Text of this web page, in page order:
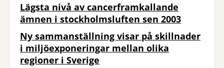
Lägsta nivå av cancerframkallande
ämnen i stockholmsluften sen 2003
Ny sammanställning visar på skillnader
i miljöexponeringar mellan olika
regioner i Sverige